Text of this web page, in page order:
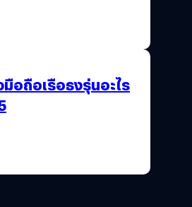
อถือเรือธงรุ่นอะไร